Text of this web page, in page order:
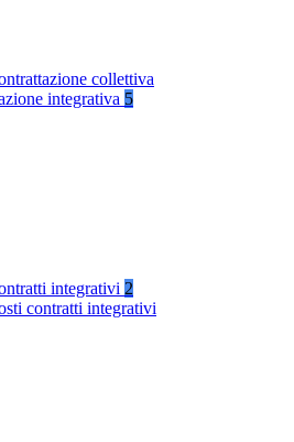
collettiva
integrativa 5
integrativi 2
contratti integrativi